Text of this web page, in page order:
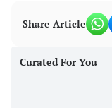
Share Article
Curated For You